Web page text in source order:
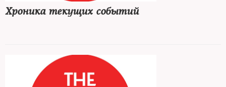
Хроника текущих событий